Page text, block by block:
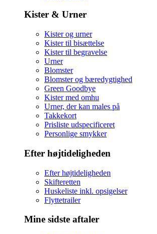
Kister & Urner
Kister og urner
Kister til bisættelse
Kister til begravelse
Urner
Blomster
Blomster og bæredygtighed
Green Goodbye
Kister med omhu
Urner, der kan males på
Takkekort
Prisliste udspecificeret
Personlige smykker
Efter højtideligheden
Efter højtideligheden
Skifteretten
Huskeliste inkl. opsigelser
Flyttetrailer
Mine sidste aftaler